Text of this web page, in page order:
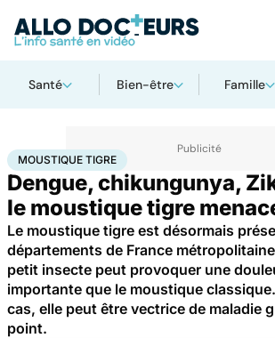
Santé Bien-être Famille
AccueilSantéMaladiesMaladies infectieuses
MOUSTIQUE TIGRE
Dengue, chikungunya,
le moustique tigre
Le moustique tigre est désormais
départements de France
petit insecte peut provoquer une
importante que le moustique
cas, elle peut être vectrice de maladie
point.